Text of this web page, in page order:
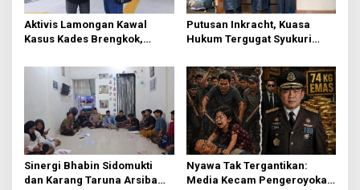
a
t
i
Aktivis Lamongan Kawal
Kasus Kades Brengkok,
Terima Resmi
Putusan Inkracht, Kuasa
Hukum Tergugat Syukuri
Sinergi Bhabin Sidomukti
dan Karang Taruna Arsiba
Nyawa Tak Tergantikan:
Media Kecam Pengeroyokan